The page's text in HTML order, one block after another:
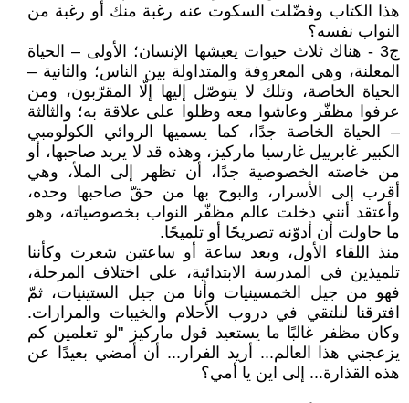
هذا الكتاب وفضّلت السكوت عنه رغبة منك أو رغبة من
النواب نفسه؟
ج3 - هناك ثلاث حيوات يعيشها الإنسان؛ الأولى – الحياة
المعلنة، وهي المعروفة والمتداولة بين الناس؛ والثانية –
الحياة الخاصة، وتلك لا يتوصّل إليها إلّا المقرّبون، ومن
عرفوا مظفّر وعاشوا معه وظلوا على علاقة به؛ والثالثة
– الحياة الخاصة جدًا، كما يسميها الروائي الكولومبي
الكبير غابرييل غارسيا ماركيز، وهذه قد لا يريد صاحبها، أو
من خاصته الخصوصية جدًا، أن تظهر إلى الملأ، وهي
أقرب إلى الأسرار، والبوح بها من حقّ صاحبها وحده،
وأعتقد أنني دخلت عالم مظفّر النواب بخصوصياته، وهو
ما حاولت أن أدوّنه تصريحًا أو تلميحًا.
منذ اللقاء الأول، وبعد ساعة أو ساعتين شعرت وكأننا
تلميذين في المدرسة الابتدائية، على اختلاف المرحلة،
فهو من جيل الخمسينيات وأنا من جيل الستينيات، ثمّ
افترقنا لنلتقي في دروب الأحلام والخيبات والمرارات.
وكان مظفر غالبًا ما يستعيد قول ماركيز "لو تعلمين كم
يزعجني هذا العالم... أريد الفرار... أن أمضي بعيدًا عن
هذه القذارة... إلى اين يا أمي؟